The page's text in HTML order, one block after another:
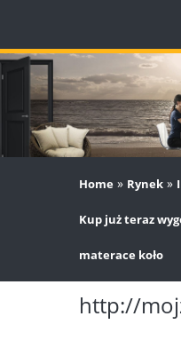
Home » Rynek »
Kup już teraz
materace koło
http://